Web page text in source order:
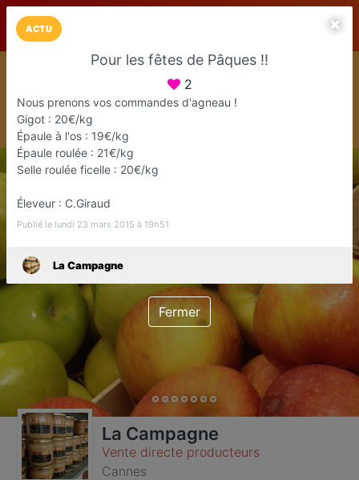
LaCarte Play Store
Installez l'App LaCarte
Téléchargez gratuitement l'app LaCarte pour suivre vos
commerces favoris et ne rien rater !
Télécharger
La Campagne
Vente directe producteurs
Cannes
ACTU
Pour les fêtes de Pâques !!
2
Nous prenons vos commandes d'agneau !
Gigot : 20€/kg
Épaule à l'os : 19€/kg
Épaule roulée : 21€/kg
Selle roulée ficelle : 20€/kg
Éleveur : C.Giraud
Publié le lundi 23 mars 2015 à 19h51
La Campagne
Fermer